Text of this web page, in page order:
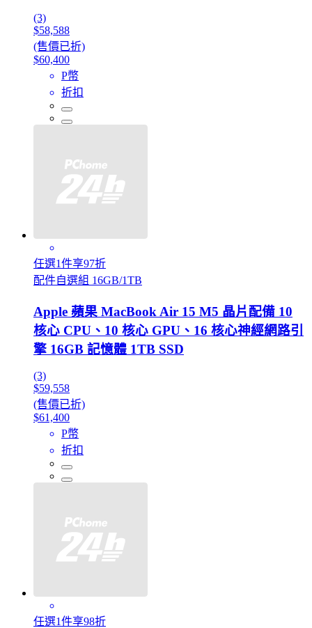
(3)
$58,588
(售價已折)
$60,400
P幣
折扣
任選1件享97折
配件自選組 16GB/1TB
Apple 蘋果 MacBook Air 15 M5 晶片配備 10
核心 CPU、10 核心 GPU、16 核心神經網路引
擎 16GB 記憶體 1TB SSD
(3)
$59,558
(售價已折)
$61,400
P幣
折扣
任選1件享98折